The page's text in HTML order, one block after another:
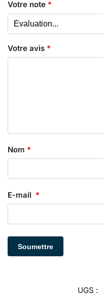
Votre note *
Votre avis *
Nom *
E-mail *
UGS :